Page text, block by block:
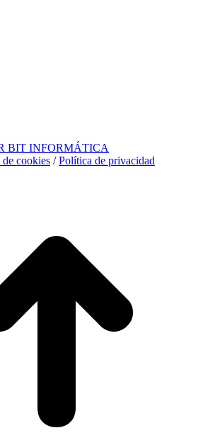
BIT INFORMÁTICA
cookies /Política de privacidad